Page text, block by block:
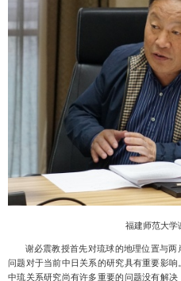
福建师范大学
谢必震教授首先对琉球的地理位置与
问题对于当前中日关系的研究具有重要影
中琉关系研究尚有许多重要的问题没有解